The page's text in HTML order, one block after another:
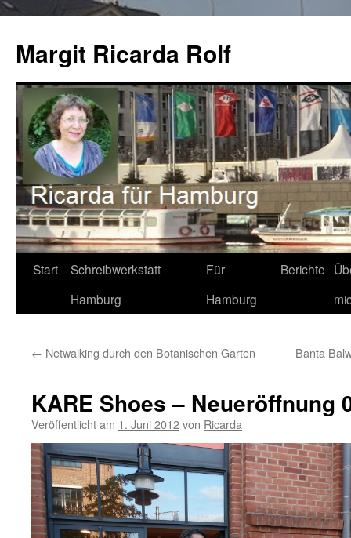
springen
Margit Ricarda Rolf
Start
Schreibwerkstatt
Hamburg
Für
Hamburg
Berichte
← Netwalking durch den Botanischen Garten Banta
KARE Shoes – Neueröffnung
Veröffentlicht am 1. Juni 2012von Ricarda